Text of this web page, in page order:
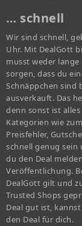
… schnell
Wir sind schnell,
Uhr. Mit DealGott
musst weder
sorgen, dass du
Schnäppchen
ausverkauft. Das
denn sonst ist
Kategorien wie
Preisfehler,
schnell genug sein
du den Deal
Veröffentlichung.
DealGott gilt und
Trusted Shops
Deal gut ist,
den Deal für dich.